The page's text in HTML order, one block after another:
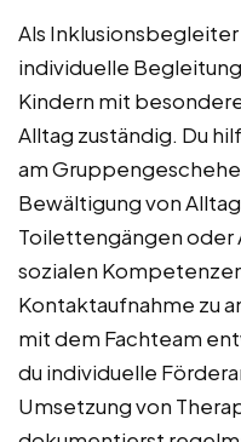
Als
individuelle
Kindern mit
Alltag zuständig. Du
am
Bewältigung von
Toilettengängen oder
sozialen
Kontaktaufnahme zu
mit dem Fachteam
du individuelle
Umsetzung von